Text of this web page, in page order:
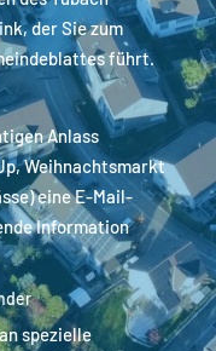
der Sie zum
führt.
Anlass
Weihnachtsmarkt
eine E-Mail-
Information
spezielle